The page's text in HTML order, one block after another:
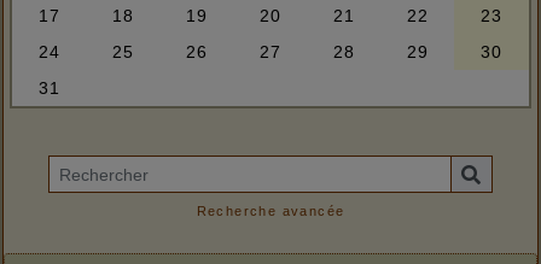
Recherche avancée